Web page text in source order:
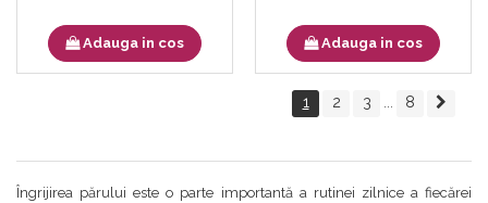
Adauga in cos Adauga in cos
1 2 3 ... 8
Îngrijirea părului este o parte importantă a rutinei zilnice a fiecărei